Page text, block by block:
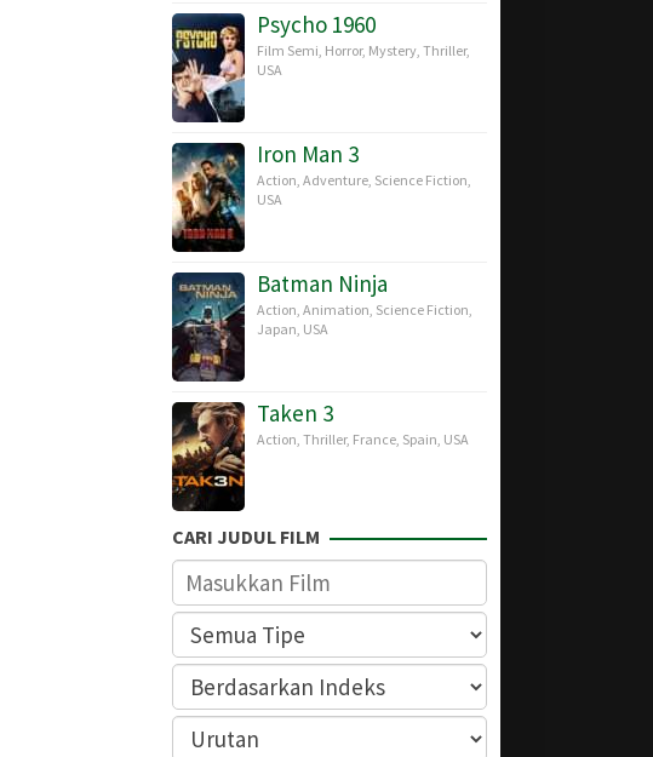
Psycho 1960
Film Semi, Horror, Mystery, Thriller,
USA
Iron Man 3
Action, Adventure, Science Fiction,
USA
Batman Ninja
Action, Animation, Science Fiction,
Japan, USA
Taken 3
Action, Thriller, France, Spain, USA
CARI JUDUL FILM